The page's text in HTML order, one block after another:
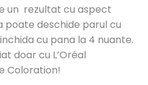
un rezultat cu aspect
deschide parul cu
cu pana la 4 nuante.
doar cu L’Oréal
Coloration!